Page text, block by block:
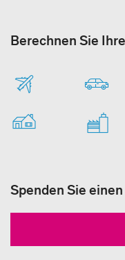
Berechnen Sie
Spenden Sie